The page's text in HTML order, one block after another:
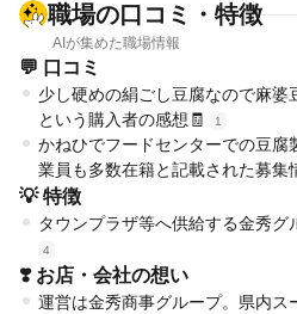
職場の口コミ・特徴
AIが集めた職場情報
💬 口コミ
少し硬めの絹ごし豆腐なので麻
という購入者の感想🧾
1
かねひでフードセンターでの豆腐
業員も多数在籍と記載された募集
💡 特徴
タウンプラザ等へ供給する金秀グ
4
❣️ お店・会社の想い
運営は金秀商事グループ。県内ス